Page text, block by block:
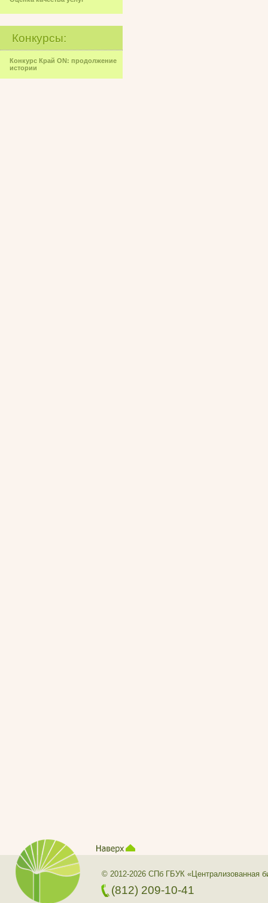
Конкурсы:
Конкурс Край ON: продолжение
истории
© 2012-2026 СПб ГБУК «Централизованная
(812) 209-10-41